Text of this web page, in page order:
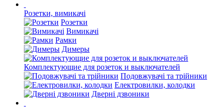
Розетки, вимикачі
Розетки
Вимикачі
Рамки
Димеры
Комплектующие для розеток и выключателей
Подовжувачі та трійники
Електровилки, колодки
Дверні дзвоники